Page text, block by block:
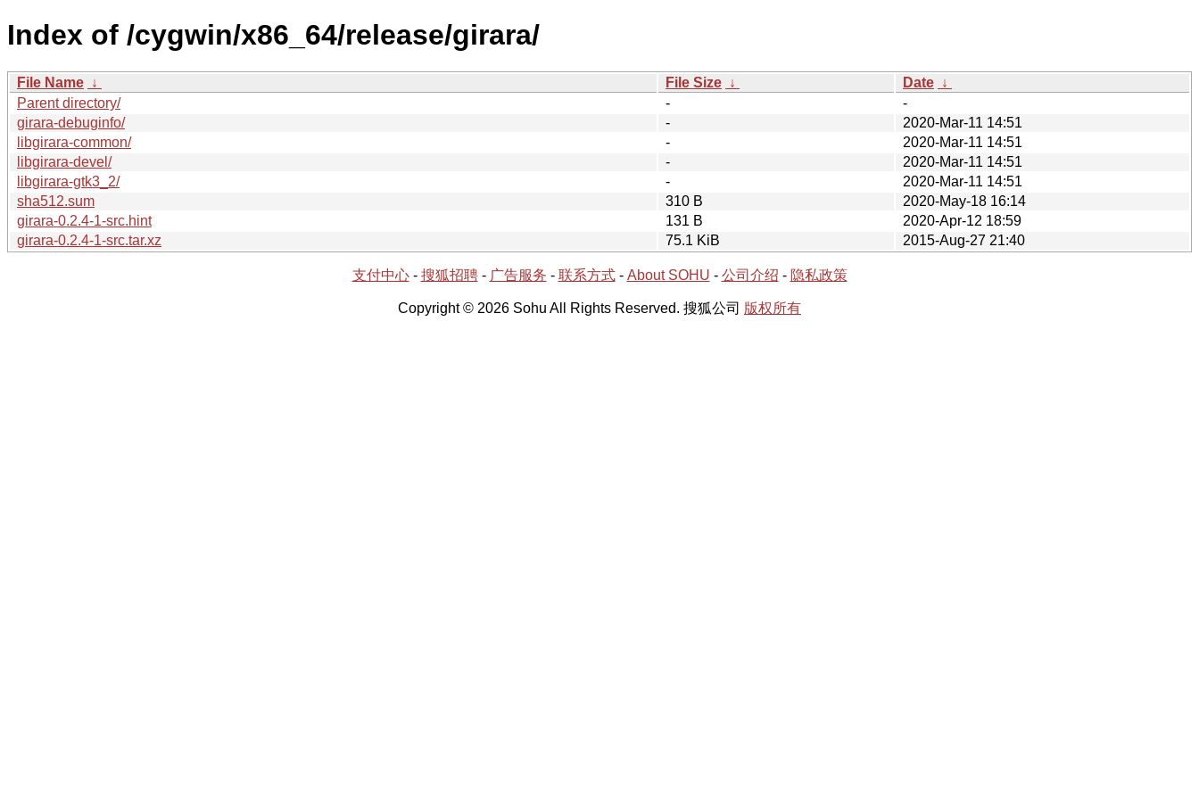
Index of /cygwin/x86_64/release/girara/
File Name ↓ File Size ↓ Date ↓
Parent directory/
-
-
girara-debuginfo/
-
2020-Mar-11 14:51
libgirara-common/
-
2020-Mar-11 14:51
libgirara-devel/
-
2020-Mar-11 14:51
libgirara-gtk3_2/
-
2020-Mar-11 14:51
sha512.sum
310 B
2020-May-18 16:14
girara-0.2.4-1-src.hint
131 B
2020-Apr-12 18:59
girara-0.2.4-1-src.tar.xz
75.1 KiB 2015-Aug-27 21:40
支付中心- 搜狐招聘- 广告服务 - 联系方式- About SOHU - 公司介绍 - 隐私政策
Copyright © 2026 Sohu All Rights Reserved. 搜狐公司 版权所有